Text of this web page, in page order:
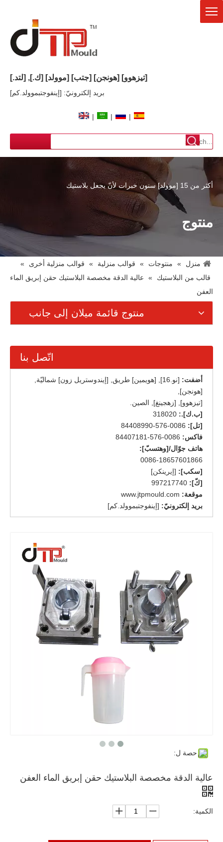
[تيزهوو] [هونجن] [جتب] [موولد] [ك.], [لتد.]
بريد إلكترونيّ: [إينفوجتبموولد.كم]
|
|
|
أكثر من 15 [موولد] سنون خبرات لأنّ يجعل بلاستيك
منتوج
منزل » منتوجات » قوالب منزلية » قوالب منزلية أخرى
»
قالب من البلاستيك
»
عالية الدقة مخصصة البلاستيك حقن إبريق الماء
العفن
منتوج قائمة ميلان إلى جانب
اتّصل بنا
أضفت:
[نو.16], [هويمين] طريق, [إيندوستريل زون] شماليّة,
[هونجن],
[تيزهوو], [زهجينغ], الصين.
[ب.ك].:
[تل]:
فاكس: 0086-576-84407181
هاتف جوّال/[وهتسبّ]:
0086-18657601866
[سكب]: [إيرينكن]
[كّ]:
موقعة:
بريد إلكترونيّ: [إينفوجتبموولد.كم]
حصة ل:
عالية الدقة مخصصة البلاستيك حقن إبريق الماء العفن
الكمية: